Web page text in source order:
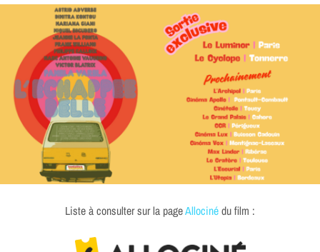
Liste à consulter sur la pageAllocinédu film :